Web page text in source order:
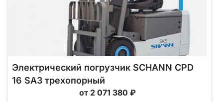
Электрический погрузчик SCHANN CPD
16 SA3 трехопорный
от 2 071 380 ₽